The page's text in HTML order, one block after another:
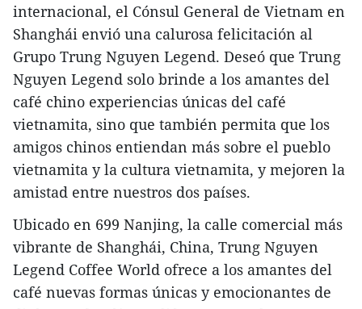
internacional, el Cónsul General de Vietnam en
Shanghái envió una calurosa felicitación al
Grupo Trung Nguyen Legend. Deseó que Trung
Nguyen Legend solo brinde a los amantes del
café chino experiencias únicas del café
vietnamita, sino que también permita que los
amigos chinos entiendan más sobre el pueblo
vietnamita y la cultura vietnamita, y mejoren la
amistad entre nuestros dos países.
Ubicado en 699 Nanjing, la calle comercial más
vibrante de Shanghái, China, Trung Nguyen
Legend Coffee World ofrece a los amantes del
café nuevas formas únicas y emocionantes de